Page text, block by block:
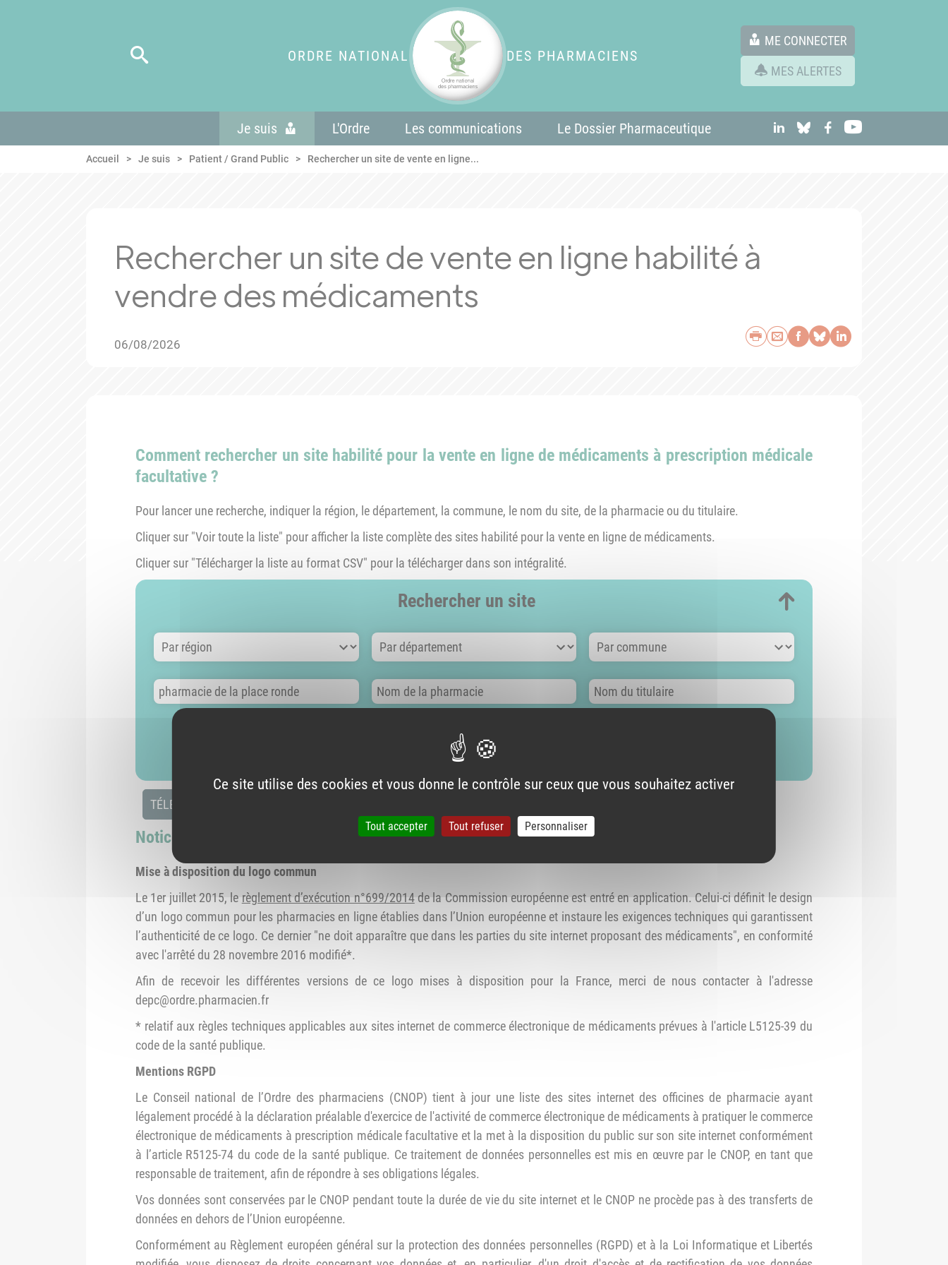
ORDRE NATIONAL DES PHARMACIENS
ME CONNECTER
MES ALERTES
Je suis L'Ordre Les communications Le Dossier Pharmaceutique linkedInBlueskyFacebook
Accueil Je suis Patient / Grand Public Rechercher un site de vente en ligne...
Rechercher un site de vente en ligne habilité à
vendre des médicaments
06/08/2026 Imprimer
Envoyer par e-mail
Partager sur
Partager sur
Partager sur
Comment rechercher un site habilité pour la vente en ligne de médicaments à prescription médicale
facultative ?
Pour lancer une recherche, indiquer la région, le département, la commune, le nom du site, de la pharmacie ou du titulaire.
Cliquer sur "Voir toute la liste" pour afficher la liste complète des sites habilité pour la vente en ligne de médicaments.
Cliquer sur "Télécharger la liste au format CSV" pour la télécharger dans son intégralité.
Rechercher un site
Par région Par département Par commune
Nom du site Nom de la pharmacie Nom du titulaire
VOIR TOUTE LA LISTE
TÉLÉCHARGER LA LISTE AU FORMAT CSV
Notice d'information à l'attention des pharmaciens responsables de sites
Mise à disposition du logo commun
Le 1er juillet 2015, le règlement d’exécution n°699/2014de la Commission européenne est entré en application. Celui-ci définit le design
d’un logo commun pour les pharmacies en ligne établies dans l’Union européenne et instaure les exigences techniques qui garantissent
l’authenticité de ce logo. Ce dernier "ne doit apparaître que dans les parties du site internet proposant des médicaments", en conformité
avec l'arrêté du 28 novembre 2016 modifié*.
Afin de recevoir les différentes versions de ce logo mises à disposition pour la France, merci de nous contacter à l'adresse
depc@ordre.pharmacien.fr
* relatif aux règles techniques applicables aux sites internet de commerce électronique de médicaments prévues à l'article L5125-39 du
code de la santé publique.
Mentions RGPD
Le Conseil national de l’Ordre des pharmaciens (CNOP) tient à jour une liste des sites internet des officines de pharmacie ayant
légalement procédé à la déclaration préalable d'exercice de l'activité de commerce électronique de médicaments à pratiquer le commerce
électronique de médicaments à prescription médicale facultative et la met à la disposition du public sur son site internet conformément
à l’article R5125-74 du code de la santé publique. Ce traitement de données personnelles est mis en œuvre par le CNOP, en tant que
responsable de traitement, afin de répondre à ses obligations légales.
Vos données sont conservées par le CNOP pendant toute la durée de vie du site internet et le CNOP ne procède pas à des transferts de
données en dehors de l’Union européenne.
Conformément au Règlement européen général sur la protection des données personnelles (RGPD) et à la Loi Informatique et Libertés
Ce site utilise des cookies et vous donne le contrôle sur ceux que vous souhaitez activer
Tout accepter Tout refuser Personnaliser